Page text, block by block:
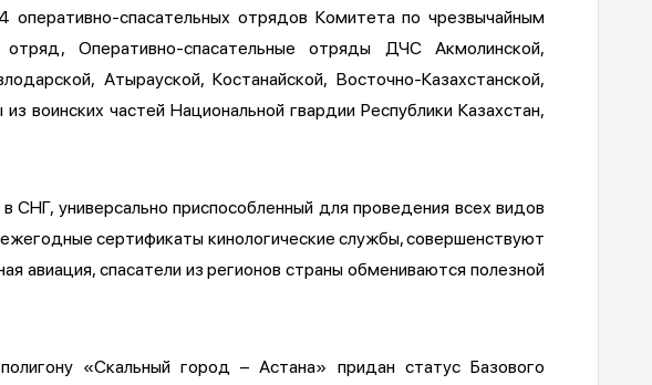
спасательных отрядов Комитета по чрезвычайным
отряд, Оперативно-спасательные отряды ДЧС Акмолинской,
Атырауской, Костанайской, Восточно-Казахстанской,
частей Национальной гвардии Республики Казахстан,
универсально приспособленный для проведения всех видов
сертификаты кинологические службы, совершенствуют
авиация, спасатели из регионов страны обмениваются полезной
«Скальный город – Астана» придан статус Базового